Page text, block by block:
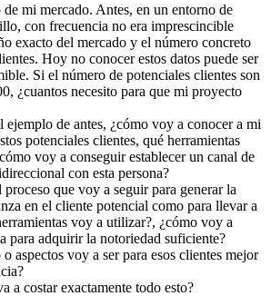
mi mercado. Antes, en un entorno de
con frecuencia no era imprescincible
exacto del mercado y el número concreto
Hoy no conocer estos datos puede ser
Si el número de potenciales clientes son
¿cuantos necesito para que mi proyecto
ejemplo de antes, ¿cómo voy a conocer a mi
potenciales clientes, qué herramientas
voy a conseguir establecer un canal de
con esta persona?
proceso que voy a seguir para generar la
en el cliente potencial como para llevar a
voy a utilizar?, ¿cómo voy a
para adquirir la notoriedad suficiente?
o aspectos voy a ser para esos clientes mejor
a costar exactamente todo esto?